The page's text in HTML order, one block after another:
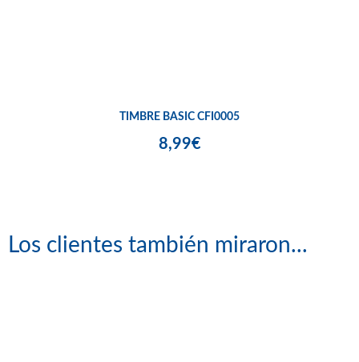
TIMBRE BASIC CFI0005
8,99€
Los clientes también miraron...